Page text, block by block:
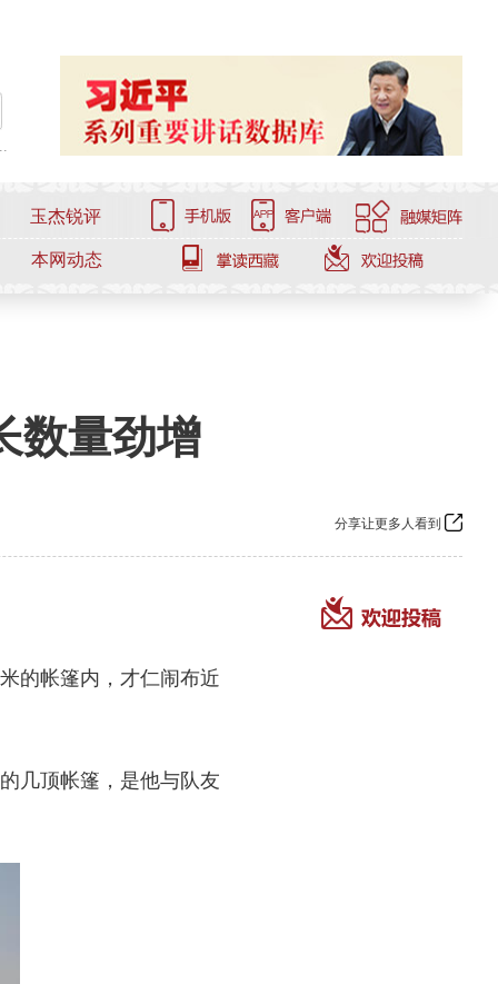
玉杰锐评
本网动态
数量劲增
分享让更多人看到
的帐篷内，才仁闹布近
几顶帐篷，是他与队友